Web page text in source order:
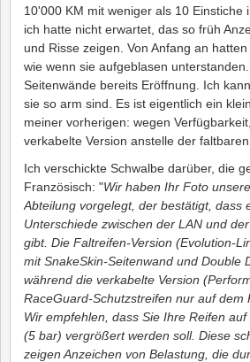
10'000 KM mit weniger als 10 Einstiche
ich hatte nicht erwartet, das so früh
und Risse zeigen. Von Anfang an
wie wenn sie aufgeblasen
Seitenwände bereits Eröffnung. Ich
sie so arm sind. Es ist eigentlich ein
meiner vorherigen: wegen
verkabelte Version anstelle der faltbaren
Ich verschickte Schwalbe darüber, die
Französisch: "Wir haben Ihr Foto
Abteilung vorgelegt, der bestätigt, dass
Unterschiede zwischen der LAN und
gibt. Die Faltreifen-Version (Evolution-
mit SnakeSkin-Seitenwand und Double
während die verkabelte Version
RaceGuard-Schutzstreifen nur auf dem
Wir empfehlen, dass Sie Ihre Reifen
(5 bar) vergrößert werden soll. Diese
zeigen Anzeichen von Belastung, die